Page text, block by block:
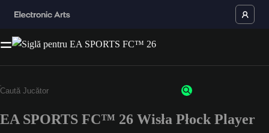
EA SPORTS FC™ 26 Wisła Płock Player